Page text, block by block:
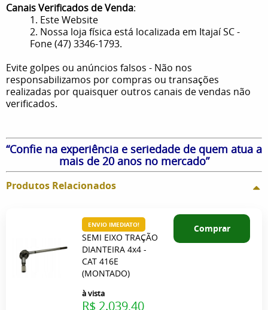
Canais Verificados de Venda:
1. Este Website
2. Nossa loja física está localizada em Itajaí SC -
Fone (47) 3346-1793.
Evite golpes ou anúncios falsos - Não nos
responsabilizamos por compras ou transações
realizadas por quaisquer outros canais de vendas não
verificados.
“Confie na experiência e seriedade de quem atua a
mais de 20 anos no mercado”
Produtos Relacionados
SEMI EIXO TRAÇÃO
DIANTEIRA 4x4 -
CAT 416E
(MONTADO)
à vista
R$ 2.039,40
ENVIO IMEDIATO! Comprar